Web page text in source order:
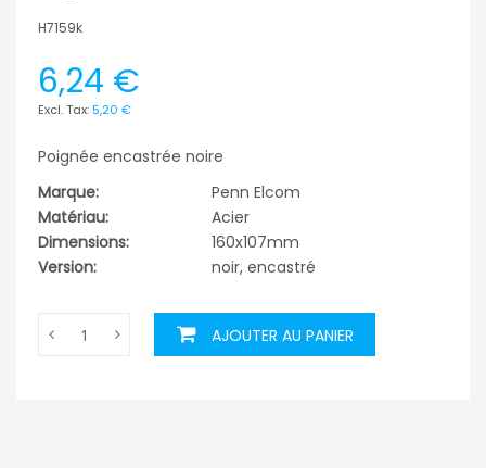
H7159k
6,24 €
5,20 €
Poignée encastrée noire
Marque:
Penn Elcom
Matériau:
Acier
Dimensions:
160x107mm
Version:
noir, encastré
AJOUTER AU PANIER